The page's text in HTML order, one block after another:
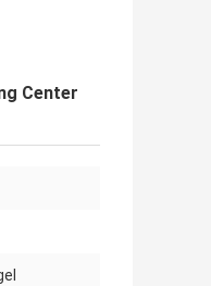
Center